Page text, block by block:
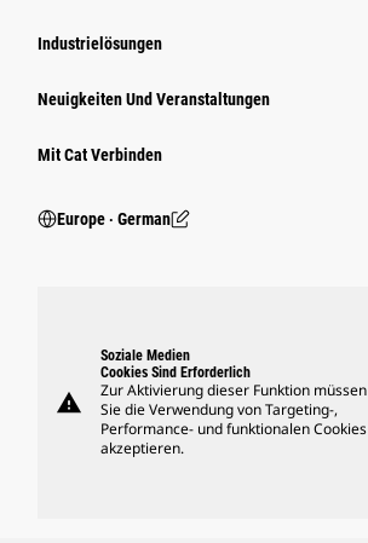
Industrielösungen
Neuigkeiten Und Veranstaltungen
Mit Cat Verbinden
Europe ‧ German
warning
Soziale Medien
Cookies Sind Erforderlich
Zur Aktivierung dieser Funktion müssen
Sie die Verwendung von Targeting-,
Performance- und funktionalen Cookies
akzeptieren.